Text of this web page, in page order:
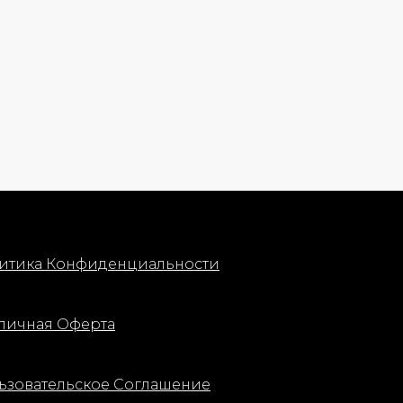
Конфиденциальности
Оферта
Соглашение